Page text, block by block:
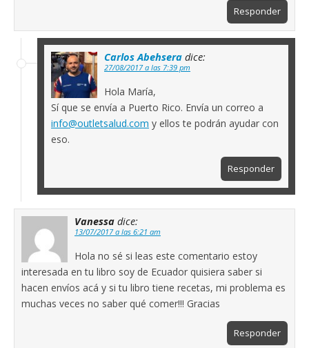
Responder
Carlos Abehsera dice:
27/08/2017 a las 7:39 pm
Hola María,
Sí que se envía a Puerto Rico. Envía un correo a
info@outletsalud.com y ellos te podrán ayudar con
eso.
Responder
Vanessa dice:
13/07/2017 a las 6:21 am
Hola no sé si leas este comentario estoy
interesada en tu libro soy de Ecuador quisiera saber si
hacen envíos acá y si tu libro tiene recetas, mi problema es
muchas veces no saber qué comer!!! Gracias
Responder